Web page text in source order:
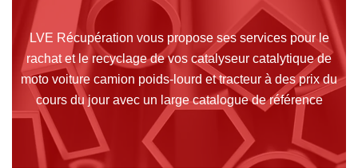
LVE Récupération vous propose ses services pour le
rachat et le recyclage de vos catalyseur catalytique de
moto voiture camion poids-lourd et tracteur à des prix du
cours du jour avec un large catalogue de référence